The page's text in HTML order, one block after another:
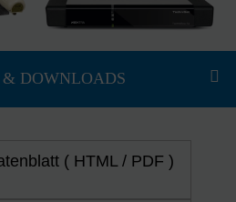
( HTML / PDF )